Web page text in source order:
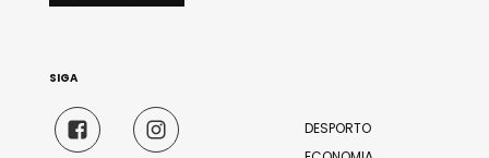
DESPORTO
SIGA